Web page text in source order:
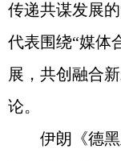
传递共谋发展
代表围绕“媒体
展，共创融合
论。
伊朗《德